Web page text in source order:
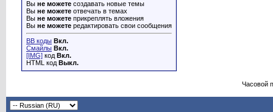
Вы не можете создавать новые темы
Вы не можете отвечать в темах
Вы не можете прикреплять вложения
Вы не можете редактировать свои сообщения
BB коды Вкл.
Смайлы Вкл.
[IMG] код Вкл.
HTML код Выкл.
Часовой